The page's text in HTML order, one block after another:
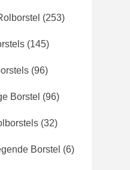
(253)
(145)
(96)
Borstel (96)
(32)
Borstel (6)